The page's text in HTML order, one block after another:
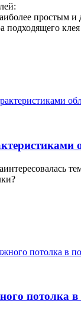
подходящего
потолка в
потолка